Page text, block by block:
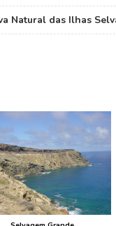
Natural das Ilhas